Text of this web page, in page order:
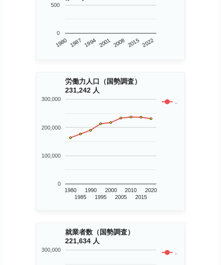
1980 1987 1994 2001 2008 2015 2022
0
500
労働力人口（国勢調査）
231,242 人
..
1980
1985
1990
1995
2000
2005
2010
2015
2020
0
100,000
200,000
300,000
就業者数（国勢調査）
221,634 人
..
300,000